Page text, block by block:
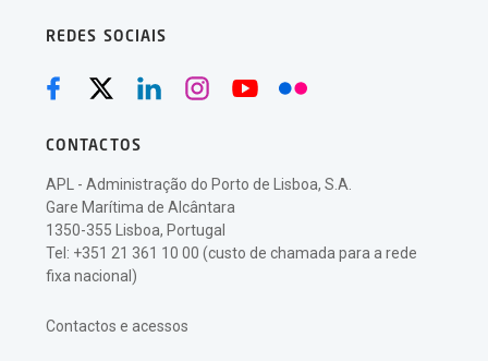
REDES SOCIAIS
CONTACTOS
APL - Administração do Porto de Lisboa, S.A.
Gare Marítima de Alcântara
1350-355 Lisboa, Portugal
Tel: +351 21 361 10 00 (custo de chamada para a rede
fixa nacional)
Contactos e acessos